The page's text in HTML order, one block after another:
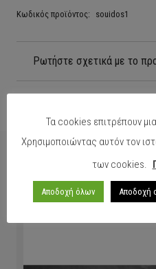
Κωδικός προϊόντος: souidos1
Ρωτήστε σχετικά με το
Δείτε επίσης
Τα cookies επιτρέπουν
Χρησιμοποιώντας αυτόν τον
των cookies.
Αποδοχή όλων Αποδοχή